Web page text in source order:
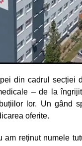
din cadrul secției
– de la
lor. Un gând
oferite.
reținut numele